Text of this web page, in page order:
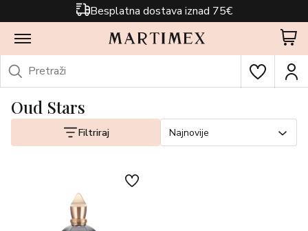
Besplatna dostava iznad 75€
Oud Stars
Filtriraj Najnovije